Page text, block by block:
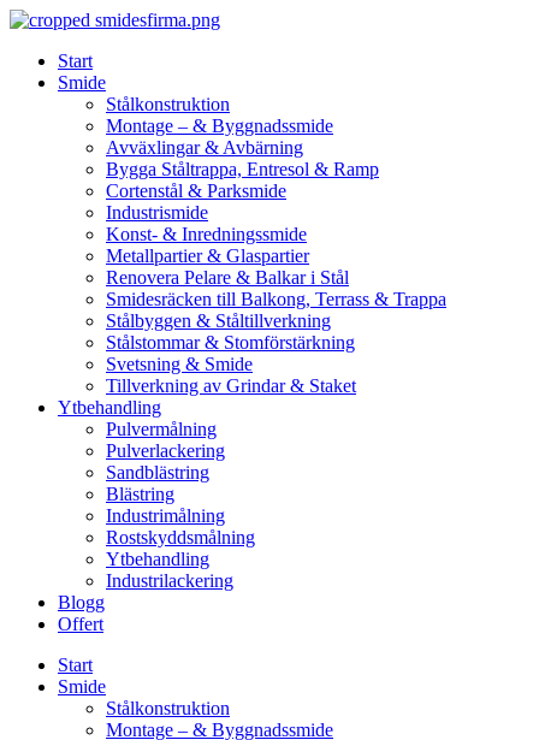
Skip
contentStart
Smide
Stålkonstruktion
Montage – & Byggnadssmide
Avväxlingar & Avbärning
Bygga Ståltrappa, Entresol & Ramp
Cortenstål & Parksmide
Industrismide
Konst- & Inredningssmide
Metallpartier & Glaspartier
Renovera Pelare & Balkar i Stål
Smidesräcken till Balkong, Terrass & Trappa
Stålbyggen & Ståltillverkning
Stålstommar & Stomförstärkning
Svetsning & Smide
Tillverkning av Grindar & Staket
Ytbehandling
Pulvermålning
Pulverlackering
Sandblästring
Blästring
Industrimålning
Rostskyddsmålning
Ytbehandling
Industrilackering
Blogg
Offert
Start
Smide
Stålkonstruktion
Montage – & Byggnadssmide